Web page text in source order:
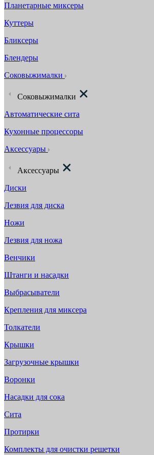
Планетарные миксеры
Куттеры
Бликсеры
Блендеры
Соковыжималки
Соковыжималки
Автоматические сита
Кухонные процессоры
Аксессуары
Аксессуары
Диски
Лезвия для диска
Ножи
Лезвия для ножа
Венчики
Штанги и насадки
Выбрасыватели
Крепления для миксера
Толкатели
Крышки
Загрузочные крышки
Воронки
Насадки для сока
Сита
Протирки
Комплекты для очистки решетки